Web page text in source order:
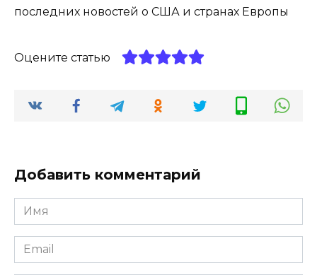
последних новостей о США и странах Европы
Оцените статью
Добавить комментарий
Имя
Email